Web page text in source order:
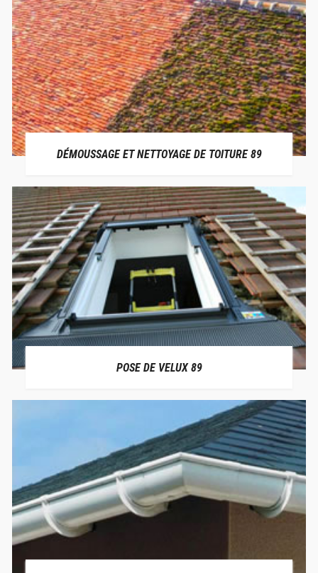
DÉMOUSSAGE ET NETTOYAGE DE TOITURE 89
POSE DE VELUX 89